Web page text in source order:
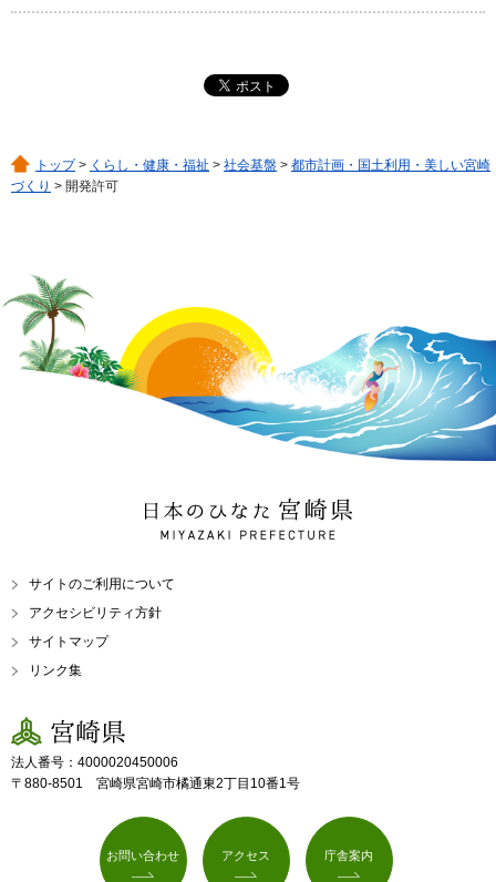
トップ> くらし・健康・福祉 > 社会基盤 > 都市計画・国土利用・美しい宮崎
づくり > 開発許可
日本のひなた 宮崎県
MIYAZAKI PREFECTURE
サイトのご利用について
アクセシビリティ方針
サイトマップ
リンク集
宮崎県
法人番号：4000020450006
〒880-8501 宮崎県宮崎市橘通東2丁目10番1号
お問い合わせ アクセス 庁舎案内